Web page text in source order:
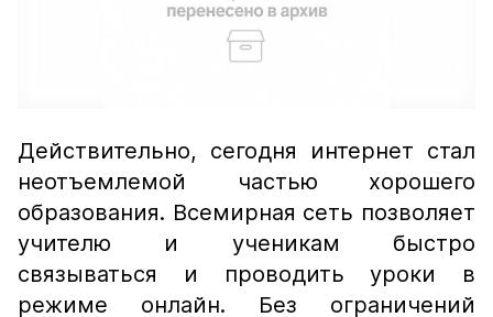
Действительно, сегодня интернет стал
неотъемлемой частью хорошего
образования. Всемирная сеть позволяет
учителю и ученикам быстро
связываться и проводить уроки в
режиме онлайн. Без ограничений